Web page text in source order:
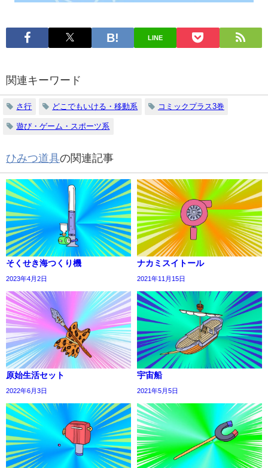
LINE
関連キーワード
さ行 どこでもいける・移動系 コミックプラス3巻
遊び・ゲーム・スポーツ系
ひみつ道具の関連記事
そくせき海つくり機
2023年4月2日
ナカミスイトール
2021年11月15日
原始生活セット
2022年6月3日
宇宙船
2021年5月5日